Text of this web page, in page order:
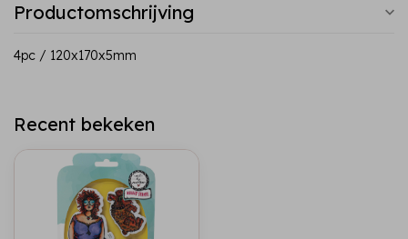
Productomschrijving
4pc / 120x170x5mm
Recent bekeken